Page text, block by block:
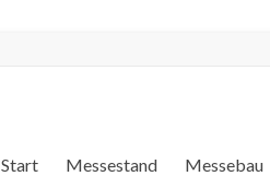
Start Messestand Messebau